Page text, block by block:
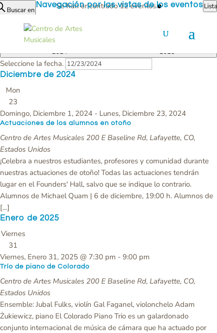
Se han encontrado 12 eventos.
Eventos
Buscar en
Navegación por las vistas de los eventosLista
12/23/2024Lunes, Diciembre 23,
2024
2025
Seleccione la fecha.
Diciembre de 2024
Mon
23
Actuaciones de los alumnos en otoño
Domingo, Diciembre 1, 2024 - Lunes, Diciembre 23, 2024
Centro de Artes Musicales 200 E Baseline Rd, Lafayette, CO,
Estados Unidos
¡Celebra a nuestros estudiantes, profesores y comunidad durante
nuestras actuaciones de otoño! Todas las actuaciones tendrán
lugar en el Founders' Hall, salvo que se indique lo contrario.
Alumnos de Michael Quam | 6 de diciembre, 19:00 h. Alumnos de
[…]
Enero de 2025
Viernes
31
Trío de piano de Colorado
Viernes, Enero 31, 2025 @ 7:30 pm - 9:00 pm
Centro de Artes Musicales 200 E Baseline Rd, Lafayette, CO,
Estados Unidos
Ensemble: Jubal Fulks, violín Gal Faganel, violonchelo Adam
Żukiewicz, piano El Colorado Piano Trio es un galardonado
conjunto internacional de música de cámara que ha actuado por